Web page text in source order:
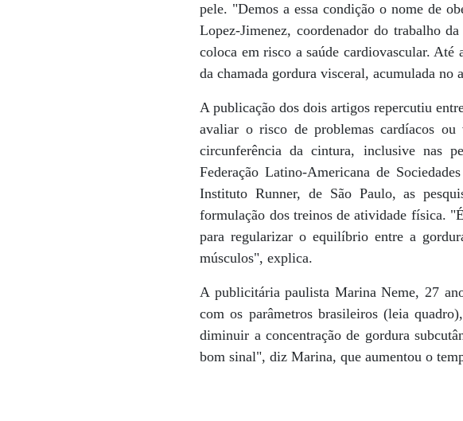
pele. "Demos a essa condição o nome de
Lopez-Jimenez, coordenador do trabalho
coloca em risco a saúde cardiovascular. Até
da chamada gordura visceral, acumulada no
A publicação dos dois artigos repercutiu
avaliar o risco de problemas cardíacos ou
circunferência da cintura, inclusive nas
Federação Latino-Americana de
Instituto Runner, de São Paulo, as
formulação dos treinos de atividade física.
para regularizar o equilíbrio entre a
músculos", explica.
A publicitária paulista Marina Neme, 27
com os parâmetros brasileiros (leia
diminuir a concentração de gordura
bom sinal", diz Marina, que aumentou o